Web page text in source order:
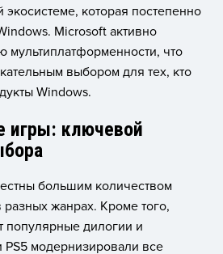
которая постепенно
Microsoft активно
мультиплатформенности, что
выбором для тех, кто
Windows.
игры: ключевой
большим количеством
жанрах. Кроме того,
популярные дилогии и
PS5 модернизировали все